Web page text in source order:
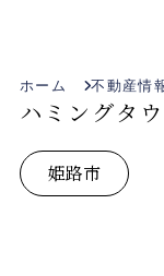
ホーム 不動産情
ハミングタ
姫路市